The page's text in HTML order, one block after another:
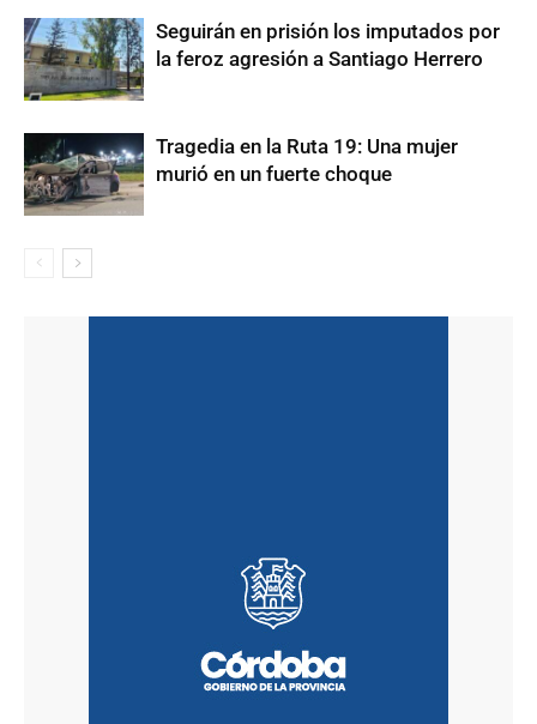
Seguirán en prisión los imputados por
la feroz agresión a Santiago Herrero
Tragedia en la Ruta 19: Una mujer
murió en un fuerte choque